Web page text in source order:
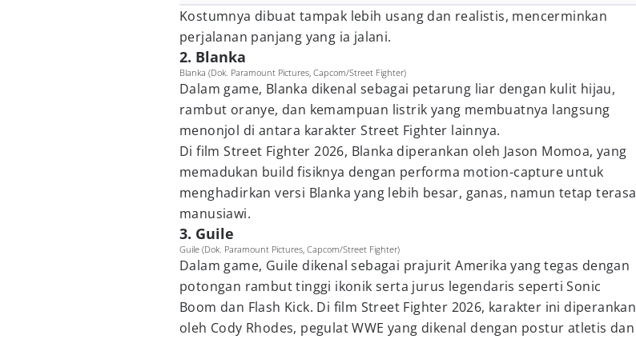
Kostumnya dibuat tampak lebih usang dan realistis, mencerminkan
perjalanan panjang yang ia jalani.
2. Blanka
Blanka (Dok. Paramount Pictures, Capcom/Street Fighter)
Dalam game, Blanka dikenal sebagai petarung liar dengan kulit hijau,
rambut oranye, dan kemampuan listrik yang membuatnya langsung
menonjol di antara karakter Street Fighter lainnya.
Di film Street Fighter 2026, Blanka diperankan oleh Jason Momoa, yang
memadukan build fisiknya dengan performa motion-capture untuk
menghadirkan versi Blanka yang lebih besar, ganas, namun tetap terasa
manusiawi.
3. Guile
Guile (Dok. Paramount Pictures, Capcom/Street Fighter)
Dalam game, Guile dikenal sebagai prajurit Amerika yang tegas dengan
potongan rambut tinggi ikonik serta jurus legendaris seperti Sonic
Boom dan Flash Kick. Di film Street Fighter 2026, karakter ini diperankan
oleh Cody Rhodes, pegulat WWE yang dikenal dengan postur atletis dan